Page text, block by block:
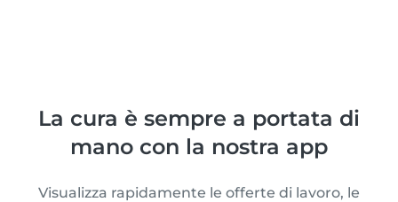
La cura è sempre a portata di
mano con la nostra app
Visualizza rapidamente le offerte di lavoro, le